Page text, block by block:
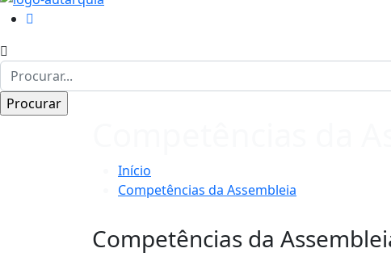
Início
Competências da Assembleia
Competências da